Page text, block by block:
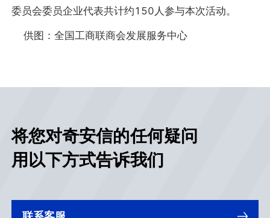
委员会委员企业代表共计约150人参与本次活动。
供图：全国工商联商会发展服务中心
将您对奇安信的任何疑问
用以下方式告诉我们